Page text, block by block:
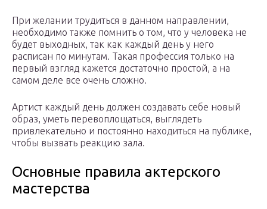
При желании трудиться в данном направлении,
необходимо также помнить о том, что у человека не
будет выходных, так как каждый день у него
расписан по минутам. Такая профессия только на
первый взгляд кажется достаточно простой, а на
самом деле все очень сложно.
Артист каждый день должен создавать себе новый
образ, уметь перевоплощаться, выглядеть
привлекательно и постоянно находиться на публике,
чтобы вызвать реакцию зала.
Основные правила актерского
мастерства